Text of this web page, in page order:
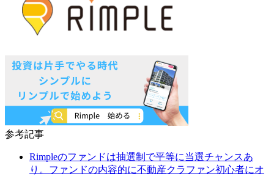
参考記事
Rimpleのファンドは抽選制で平等に当選チャンスあ
り。ファンドの内容的に不動産クラファン初心者にオ